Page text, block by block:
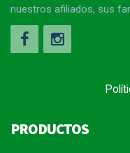
nuestros afiliados, sus
PRODUCTOS